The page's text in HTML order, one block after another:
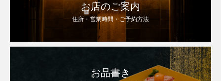
お店のご案内
住所・営業時間・ご予約方法
お品書き